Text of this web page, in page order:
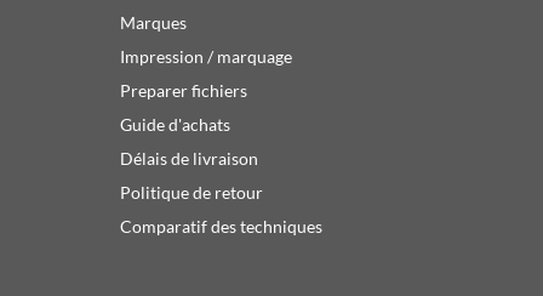
Marques
Impression / marquage
Preparer fichiers
Guide d'achats
Délais de livraison
Politique de retour
Comparatif des techniques